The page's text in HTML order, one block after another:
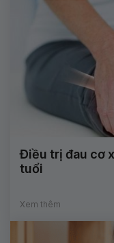
Điều trị đau cơ
tuổi
Xem thêm